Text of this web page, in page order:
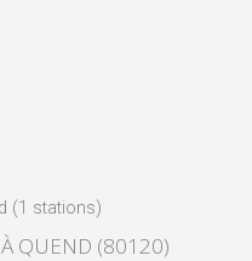
(1 stations)
QUEND (80120)